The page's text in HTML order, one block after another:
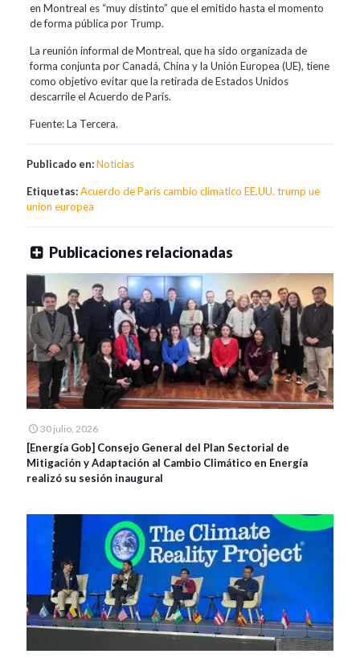
en Montreal es “muy distinto” que el emitido hasta el momento
de forma pública por Trump.
La reunión informal de Montreal, que ha sido organizada de
forma conjunta por Canadá, China y la Unión Europea (UE), tiene
como objetivo evitar que la retirada de Estados Unidos
descarrile el Acuerdo de París.
Fuente: La Tercera.
Publicado en:Noticias
Etiquetas:Acuerdo de Paríscambio climatico EE.UU. trump ue
union europea
Publicaciones relacionadas
30 julio, 2026
[Energía Gob] Consejo General del Plan Sectorial de
Mitigación y Adaptación al Cambio Climático en Energía
realizó su sesión inaugural